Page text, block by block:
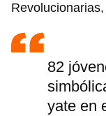
82
yate en